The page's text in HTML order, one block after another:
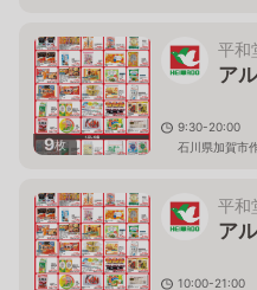
9枚
平和
ア
9:30-20:00
石川県加賀市
平和
ア
10:00-21:00